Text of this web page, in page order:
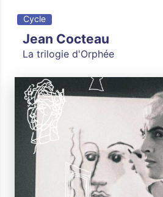
Cycle
Jean Cocteau
La trilogie d'Orphée